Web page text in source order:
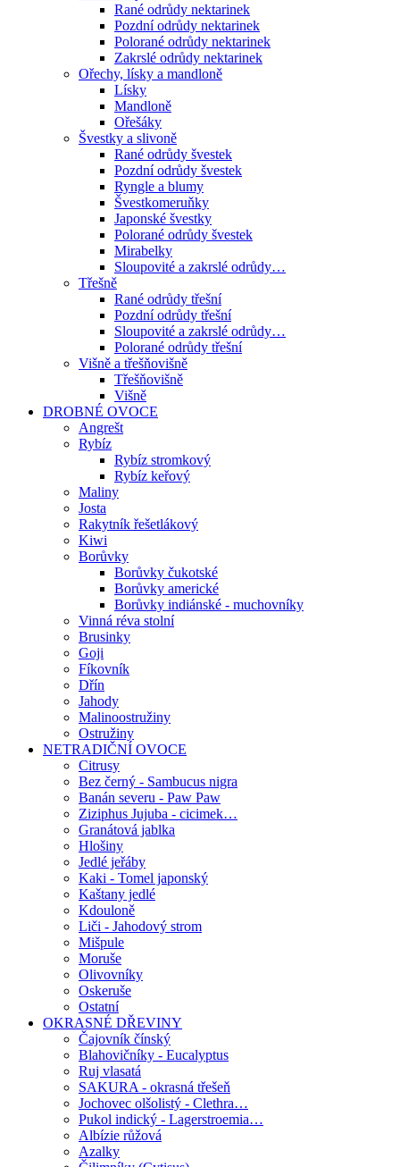
Rané odrůdy nektarinek
Pozdní odrůdy nektarinek
Polorané odrůdy nektarinek
Zakrslé odrůdy nektarinek
Ořechy, lísky a mandloně
Lísky
Mandloně
Ořešáky
Švestky a slivoně
Rané odrůdy švestek
Pozdní odrůdy švestek
Ryngle a blumy
Švestkomeruňky
Japonské švestky
Polorané odrůdy švestek
Mirabelky
Sloupovité a zakrslé odrůdy…
Třešně
Rané odrůdy třešní
Pozdní odrůdy třešní
Sloupovité a zakrslé odrůdy…
Polorané odrůdy třešní
Višně a třešňovišně
Třešňovišně
Višně
DROBNÉ OVOCE
Angrešt
Rybíz
Rybíz stromkový
Rybíz keřový
Maliny
Josta
Rakytník řešetlákový
Kiwi
Borůvky
Borůvky čukotské
Borůvky americké
Borůvky indiánské - muchovníky
Vinná réva stolní
Brusinky
Goji
Fíkovník
Dřín
Jahody
Malinoostružiny
Ostružiny
NETRADIČNÍ OVOCE
Citrusy
Bez černý - Sambucus nigra
Banán severu - Paw Paw
Ziziphus Jujuba - cicimek…
Granátová jablka
Hlošiny
Jedlé jeřáby
Kaki - Tomel japonský
Kaštany jedlé
Kdouloně
Liči - Jahodový strom
Mišpule
Moruše
Olivovníky
Oskeruše
Ostatní
OKRASNÉ DŘEVINY
Čajovník čínský
Blahovičníky - Eucalyptus
Ruj vlasatá
SAKURA - okrasná třešeň
Jochovec olšolistý - Clethra…
Pukol indický - Lagerstroemia…
Albízie růžová
Azalky